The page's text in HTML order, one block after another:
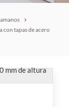
con tapas de acero
mm de altura